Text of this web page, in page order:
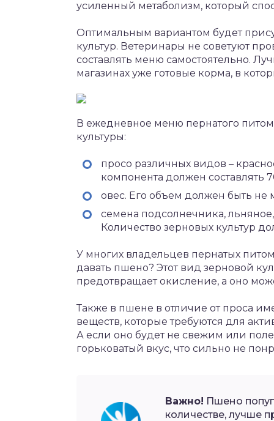
усиленный метаболизм, который
Оптимальным вариантом будет
культур. Ветеринары не советуют
составлять меню самостоятельно.
магазинах уже готовые корма, в
В ежедневное меню пернатого
культуры:
просо различных видов –
компонента должен составлять
овес. Его объем должен быть не
семена подсолнечника,
Количество зерновых культур
У многих владельцев пернатых
давать пшено? Этот вид зерновой
предотвращает окисление, а оно
Также в пшене в отличие от проса
веществ, которые требуются для
А если оно будет не свежим или
горьковатый вкус, что сильно не
Важно! Пшено
количестве, лучше